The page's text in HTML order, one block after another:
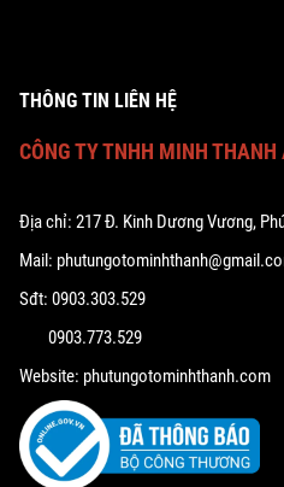
THÔNG TIN LIÊN HỆ
CÔNG TY TNHH MINH THANH
Địa chỉ: 217 Đ. Kinh Dương Vương,
Mail:
Sđt: 0903.303.529
0903.773.529
Website: phutungotominhthanh.com